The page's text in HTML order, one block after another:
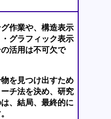
作業や、構造表示
グラフィック表示
活用は不可欠で
を見つけ出すため
チ法を決め、研究
、結局、最終的に